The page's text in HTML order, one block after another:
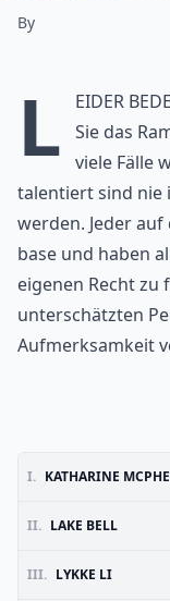
By
L
eider
Sie das
viele Fälle
talentiert sind nie
werden. Jeder
base und haben
eigenen Recht zu
unterschätzten
Aufmerksamkeit
I. KATHARINE
II. LAKE BELL
III. LYKKE LI